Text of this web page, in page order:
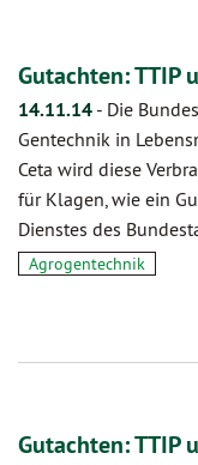
Gutachten: TTIP
14.11.14 - Die
Gentechnik in
Ceta wird diese
für Klagen, wie ein
Dienstes des
Agrogentechnik
Gutachten: TTIP